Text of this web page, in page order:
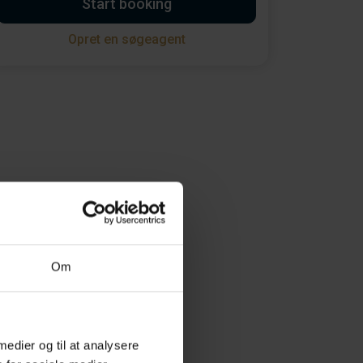
Om
og til at analysere
Start booking
Opret en søgeagent